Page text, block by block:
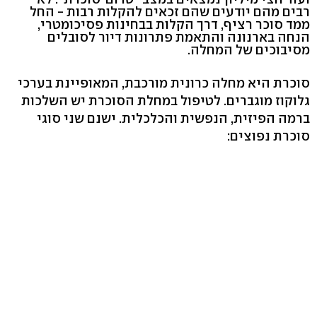
רבים מהם יודעים שהם זכאים להקלות רבות - החל
ממד סוכר רציף, דרך הקלות בבחינות פסיכומטרי,
הנחה בארנונה והתאמת פתרונות דיור לסובלים
מסיבוכים של המחלה.
סוכרת היא מחלה כרונית מורכבת, המאופיינת בערכי
גלוקוז מוגברים. לטיפול במחלת הסוכרת יש השלכות
ברמה הפיזית, הנפשית והכלכלית. ישנם שני סוגי
סוכרת נפוצים: